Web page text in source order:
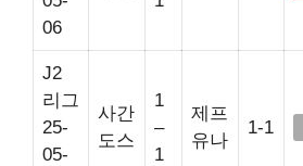
06
J2
리그
25-
05-
사간
도스
1
–
1
제프
유나
1-1